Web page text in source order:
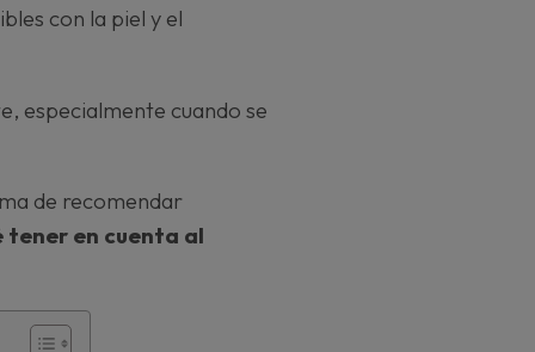
con la piel y el
especialmente cuando se
de recomendar
tener en cuenta al